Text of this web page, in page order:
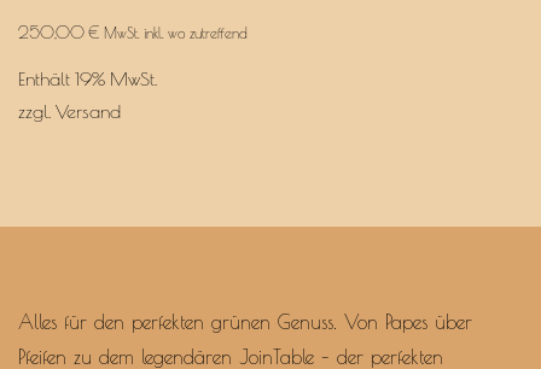
250,00 € MwSt. inkl. wo zutreffend
Enthält 19% MwSt.
zzgl. Versand
Alles für den perfekten grünen Genuss. Von Papes über
Pfeifen zu dem legendären JoinTable – der perfekten